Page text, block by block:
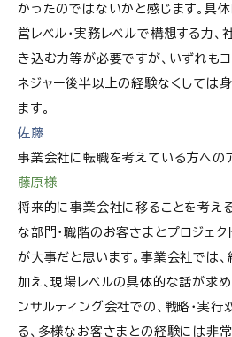
かったのではないかと感じます。具
営レベル・実務レベルで構想する力、
き込む力等が必要ですが、いずれも
ネジャー後半以上の経験なくしては
ます。
佐藤
事業会社に転職を考えている方への
藤原様
将来的に事業会社に移ることを考え
な部門・職階のお客さまとプロジェ
が大事だと思います。事業会社では
加え、現場レベルの具体的な話が求め
ンサルティング会社での、戦略・実行
る、多様なお客さまとの経験には非